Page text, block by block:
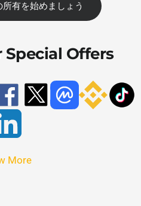
有を始めましょう
Special Offers
More